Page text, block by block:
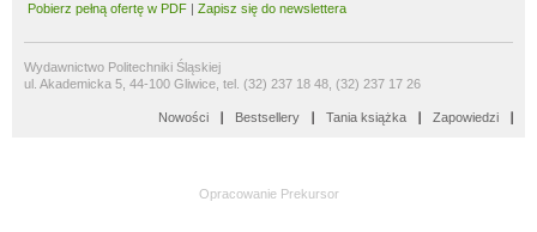
Pobierz pełną ofertę w PDF | Zapisz się do newslettera
Wydawnictwo Politechniki Śląskiej
ul. Akademicka 5, 44-100 Gliwice, tel. (32) 237 18 48, (32) 237 17 26
Nowości Bestsellery Tania książka Zapowiedzi
Opracowanie Prekursor